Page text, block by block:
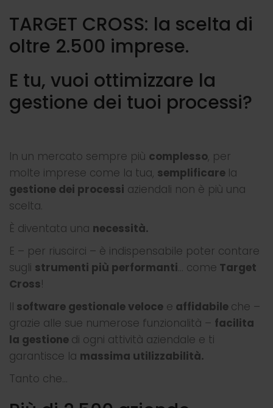
TARGET CROSS: la scelta di
oltre 2.500 imprese.
E tu, vuoi ottimizzare la
gestione dei tuoi processi?
In un mercato sempre più complesso, per
molte imprese come la tua, semplificare la
gestione dei processi aziendali non è più una
scelta.
È diventata una necessità.
E – per riuscirci – è indispensabile poter contare
sugli strumenti più performanti… come Target
Cross!
Il software gestionale veloce e affidabile che –
grazie alle sue numerose funzionalità – facilita
la gestione di ogni attività aziendale e ti
garantisce la massima utilizzabilità.
Tanto che…